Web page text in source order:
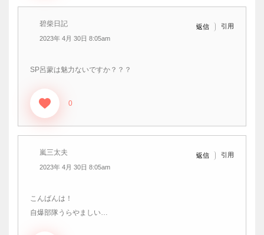
碧柴日記
2023年 4月 30日 8:05am
返信 引用
SP呂蒙は魅力ないですか？？？
0
嵐三太夫
2023年 4月 30日 8:05am
返信 引用
こんばんは！
自爆部隊うらやましい…